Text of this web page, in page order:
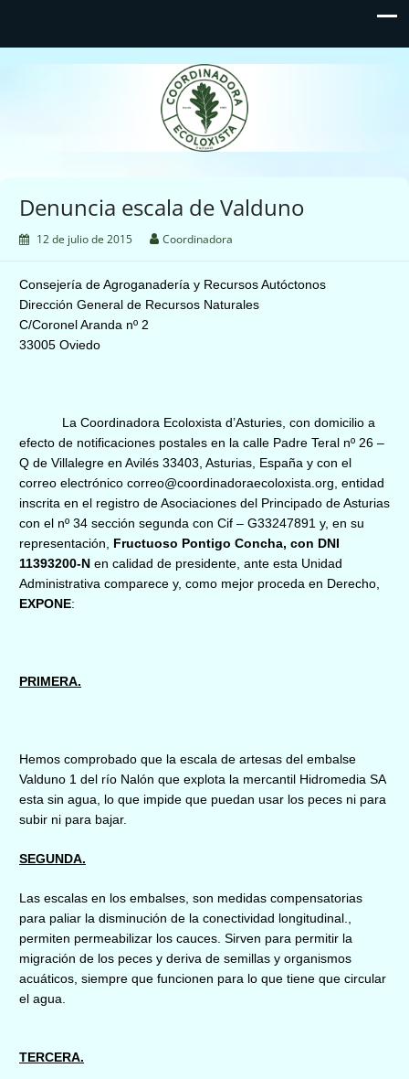
Coordinadora Ecoloxista
d'Asturies
Denuncia escala de Valduno
12 de julio de 2015 Coordinadora
Consejería de Agroganadería y Recursos Autóctonos
Dirección General de Recursos Naturales
C/Coronel Aranda nº 2
33005 Oviedo
La Coordinadora Ecoloxista d’Asturies, con domicilio a
efecto de notificaciones postales en la calle Padre Teral nº 26 –
Q de Villalegre en Avilés 33403, Asturias, España y con el
correo electrónico correo@coordinadoraecoloxista.org, entidad
inscrita en el registro de Asociaciones del Principado de Asturias
con el nº 34 sección segunda con Cif – G33247891 y, en su
representación, Fructuoso Pontigo Concha, con DNI
11393200-N en calidad de presidente, ante esta Unidad
Administrativa comparece y, como mejor proceda en Derecho,
EXPONE:
PRIMERA.
Hemos comprobado que la escala de artesas del embalse
Valduno 1 del río Nalón que explota la mercantil Hidromedia SA
esta sin agua, lo que impide que puedan usar los peces ni para
subir ni para bajar.
SEGUNDA.
Las escalas en los embalses, son medidas compensatorias
para paliar la disminución de la conectividad longitudinal.,
permiten permeabilizar los cauces. Sirven para permitir la
migración de los peces y deriva de semillas y organismos
acuáticos, siempre que funcionen para lo que tiene que circular
el agua.
TERCERA.